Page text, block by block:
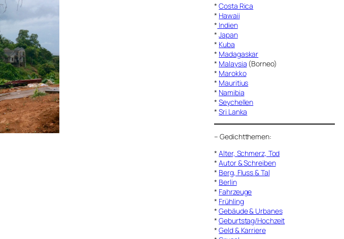
*Costa Rica
* Hawaii
* Indien
*Japan
* Kuba
* Madagaskar
* Malaysia (Borneo)
* Marokko
* Mauritius
* Namibia
*Seychellen
*Sri Lanka
–Gedichtthemen:
*Alter, Schmerz, Tod
*Autor & Schreiben
* Berg, Fluss & Tal
* Berlin
* Fahrzeuge
* Frühling
*Gebäude & Urbanes
*Geburtstag/Hochzeit
*Geld & Karriere